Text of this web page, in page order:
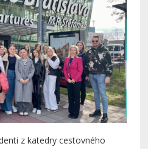
z katedry cestovného